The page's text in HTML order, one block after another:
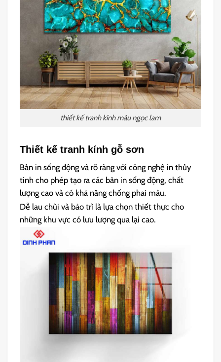
thiết kế tranh kính màu ngọc lam
Thiết kế tranh kính gỗ sơn
Bản in sống động và rõ ràng với công nghệ in thủy
tinh cho phép tạo ra các bản in sống động, chất
lượng cao và có khả năng chống phai màu.
Dễ lau chùi và bảo trì là lựa chọn thiết thực cho
những khu vực có lưu lượng qua lại cao.